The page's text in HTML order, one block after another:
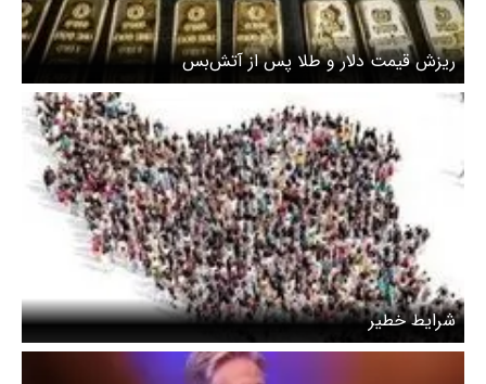
ریزش قیمت دلار و طلا پس از آتش‌بس
شرایط خطیر